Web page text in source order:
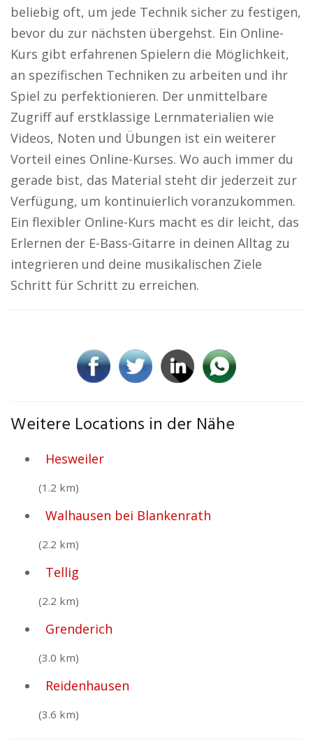
beliebig oft, um jede Technik sicher zu festigen,
bevor du zur nächsten übergehst. Ein Online-
Kurs gibt erfahrenen Spielern die Möglichkeit,
an spezifischen Techniken zu arbeiten und ihr
Spiel zu perfektionieren. Der unmittelbare
Zugriff auf erstklassige Lernmaterialien wie
Videos, Noten und Übungen ist ein weiterer
Vorteil eines Online-Kurses. Wo auch immer du
gerade bist, das Material steht dir jederzeit zur
Verfügung, um kontinuierlich voranzukommen.
Ein flexibler Online-Kurs macht es dir leicht, das
Erlernen der E-Bass-Gitarre in deinen Alltag zu
integrieren und deine musikalischen Ziele
Schritt für Schritt zu erreichen.
Weitere Locations in der Nähe
Hesweiler
(1.2 km)
Walhausen bei Blankenrath
(2.2 km)
Tellig
(2.2 km)
Grenderich
(3.0 km)
Reidenhausen
(3.6 km)